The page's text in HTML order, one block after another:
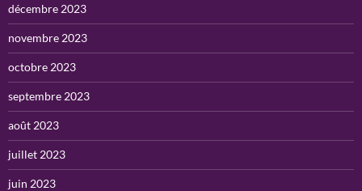
décembre 2023
novembre 2023
octobre 2023
septembre 2023
août 2023
juillet 2023
juin 2023